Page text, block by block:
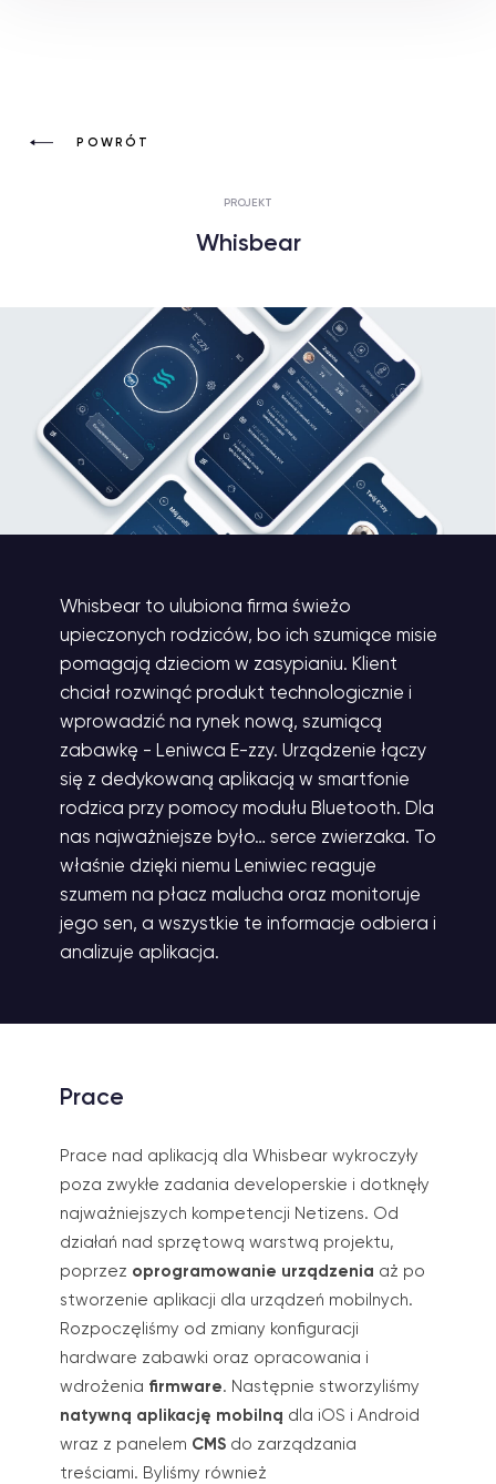
PROJEKT
Whisbear
POWRÓT
Whisbear to ulubiona firma świeżo
upieczonych rodziców, bo ich szumiące misie
pomagają dzieciom w zasypianiu. Klient
chciał rozwinąć produkt technologicznie i
wprowadzić na rynek nową, szumiącą
zabawkę - Leniwca E-zzy. Urządzenie łączy
się z dedykowaną aplikacją w smartfonie
rodzica przy pomocy modułu Bluetooth. Dla
nas najważniejsze było… serce zwierzaka. To
właśnie dzięki niemu Leniwiec reaguje
szumem na płacz malucha oraz monitoruje
jego sen, a wszystkie te informacje odbiera i
analizuje aplikacja.
Prace
Prace nad aplikacją dla Whisbear wykroczyły
poza zwykłe zadania developerskie i dotknęły
najważniejszych kompetencji Netizens. Od
działań nad sprzętową warstwą projektu,
poprzez oprogramowanie urządzenia aż po
stworzenie aplikacji dla urządzeń mobilnych.
Rozpoczęliśmy od zmiany konfiguracji
hardware zabawki oraz opracowania i
wdrożenia firmware. Następnie stworzyliśmy
natywną aplikację mobilną dla iOS i Android
wraz z panelem CMSdo zarządzania
treściami. Byliśmy również